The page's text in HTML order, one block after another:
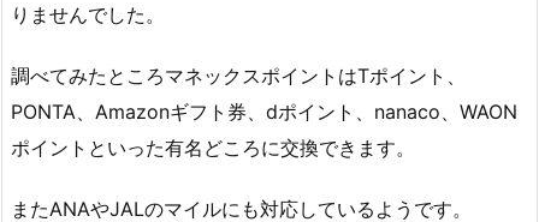
りませんでした。
調べてみたところマネックスポイントはTポイント、
PONTA、Amazonギフト券、dポイント、nanaco、WAON
ポイントといった有名どころに交換できます。
またANAやJALのマイルにも対応しているようです。